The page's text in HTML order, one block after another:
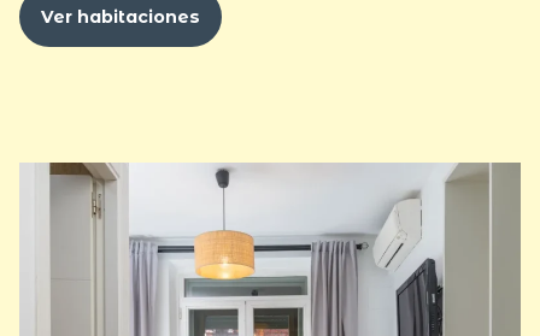
Ver habitaciones